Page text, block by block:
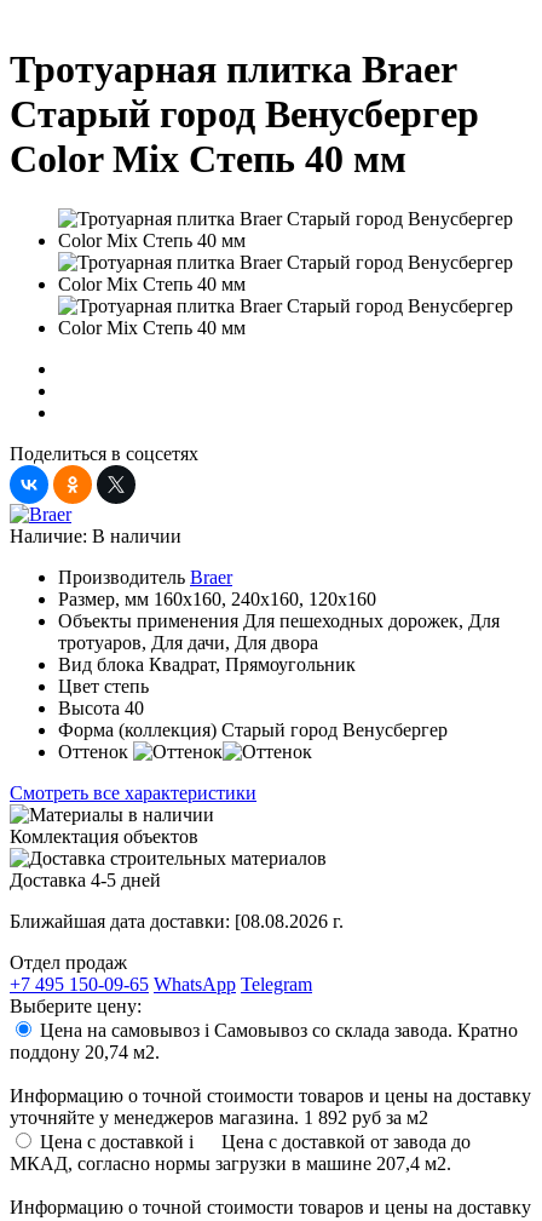
Тротуарная плитка Braer
Старый город Венусбергер
Color Mix Степь 40 мм
Поделиться в соцсетях
Наличие: В наличии
Производитель Braer
Размер, мм 160х160, 240х160, 120х160
Объекты применения Для пешеходных дорожек, Для
тротуаров, Для дачи, Для двора
Вид блока Квадрат, Прямоугольник
Цвет степь
Высота 40
Форма (коллекция) Старый город Венусбергер
Оттенок
Смотреть все характеристики
Комлектация объектов
Доставка 4-5 дней
Ближайшая дата доставки: [08.08.2026 г.
Отдел продаж
+7 495 150-09-65 WhatsApp Telegram
Выберите цену:
Цена на самовывоз i Самовывоз со склада завода. Кратно
поддону 20,74 м2.
Информацию о точной стоимости товаров и цены на доставку
уточняйте у менеджеров магазина. 1 892 руб за м2
Цена с доставкой i
Цена с доставкой от завода до
МКАД, согласно нормы загрузки в машине 207,4 м2.
Информацию о точной стоимости товаров и цены на доставку